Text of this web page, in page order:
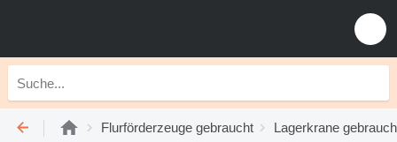
Flurförderzeuge gebraucht Lagerkrane